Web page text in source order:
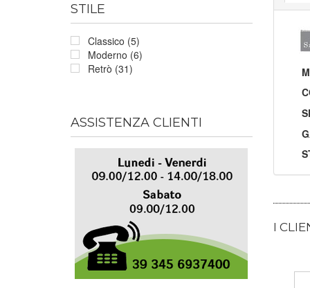
STILE
Classico (5)
Moderno (6)
Retrò (31)
ASSISTENZA CLIENTI
I